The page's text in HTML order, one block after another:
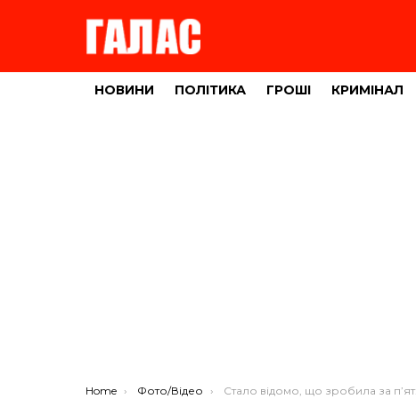
НОВИНИ ПОЛІТИКА ГРОШІ КРИМІНАЛ
You are here:
Home Фото/Відео Стало відомо, що зробила за п’ять днів у Тернополі Ольга Фреймут (ФОТО)